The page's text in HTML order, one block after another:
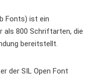
Fonts) ist ein
als 800 Schriftarten, die
bereitstellt.
der SIL Open Font